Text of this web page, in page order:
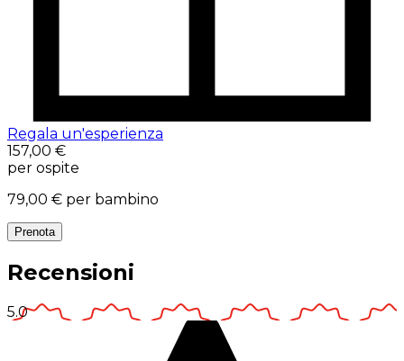
Regala un'esperienza
157,00 €
per ospite
79,00 € per bambino
Prenota
Recensioni
5.0